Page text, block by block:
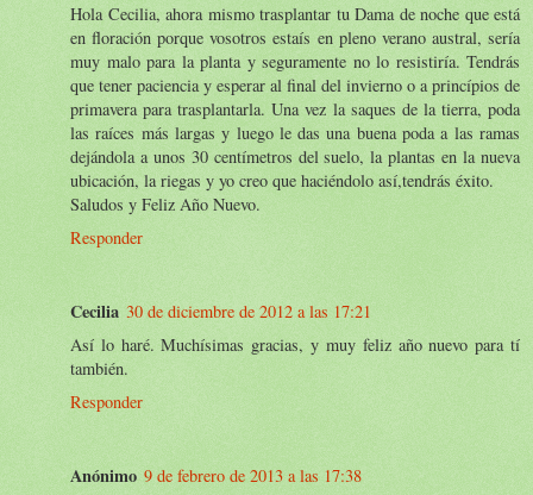
Hola Cecilia, ahora mismo trasplantar tu Dama de noche que está
en floración porque vosotros estaís en pleno verano austral, sería
muy malo para la planta y seguramente no lo resistiría. Tendrás
que tener paciencia y esperar al final del invierno o a princípios de
primavera para trasplantarla. Una vez la saques de la tierra, poda
las raíces más largas y luego le das una buena poda a las ramas
dejándola a unos 30 centímetros del suelo, la plantas en la nueva
ubicación, la riegas y yo creo que haciéndolo así,tendrás éxito.
Saludos y Feliz Año Nuevo.
Responder
Cecilia 30 de diciembre de 2012 a las 17:21
Así lo haré. Muchísimas gracias, y muy feliz año nuevo para tí
también.
Responder
Anónimo 9 de febrero de 2013 a las 17:38